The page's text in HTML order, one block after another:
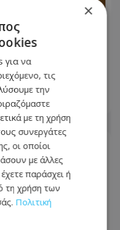
ξίδι
- Το κόλπο
×
για να
τις
την
με τη χρήση
συνεργάτες
οι οποίοι
με άλλες
παράσχει ή
τη χρήση των
Πολιτική